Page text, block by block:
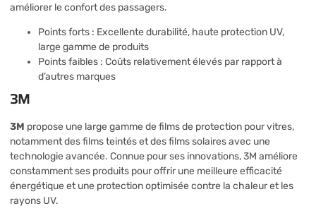
améliorer le confort des passagers.
Points forts : Excellente durabilité, haute protection UV,
large gamme de produits
Points faibles : Coûts relativement élevés par rapport à
d’autres marques
3M
3M propose une large gamme de films de protection pour vitres,
notamment des films teintés et des films solaires avec une
technologie avancée. Connue pour ses innovations, 3M améliore
constamment ses produits pour offrir une meilleure efficacité
énergétique et une protection optimisée contre la chaleur et les
rayons UV.